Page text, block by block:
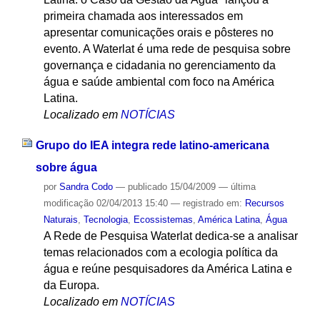
primeira chamada aos interessados em
apresentar comunicações orais e pôsteres no
evento. A Waterlat é uma rede de pesquisa sobre
governança e cidadania no gerenciamento da
água e saúde ambiental com foco na América
Latina.
Localizado em NOTÍCIAS
Grupo do IEA integra rede latino-americana
sobre água
por Sandra Codo — publicado15/04/2009 — última
modificação02/04/2013 15:40 — registrado em: Recursos
Naturais, Tecnologia, Ecossistemas, América Latina, Água
A Rede de Pesquisa Waterlat dedica-se a analisar
temas relacionados com a ecologia política da
água e reúne pesquisadores da América Latina e
da Europa.
Localizado em NOTÍCIAS